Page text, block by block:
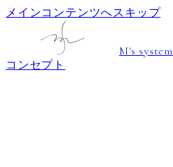
メインコンテンツへスキップ
M's system
コンセプト